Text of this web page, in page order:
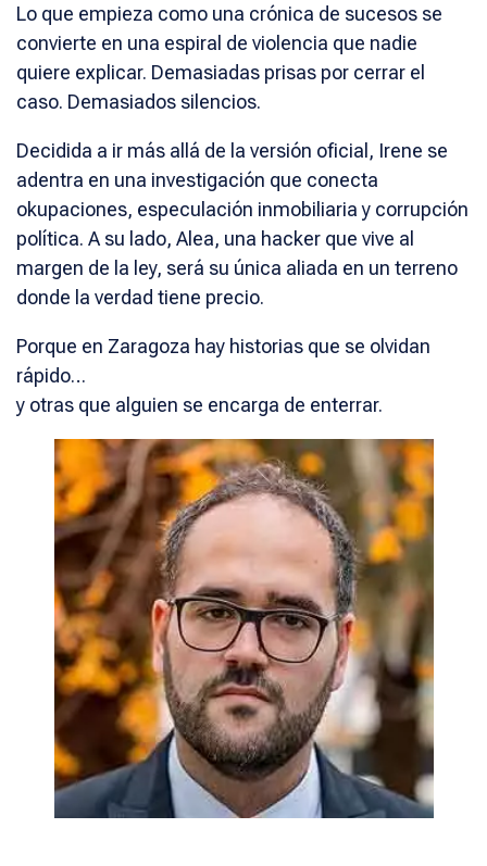
Lo que empieza como una crónica de sucesos se
convierte en una espiral de violencia que nadie
quiere explicar. Demasiadas prisas por cerrar el
caso. Demasiados silencios.
Decidida a ir más allá de la versión oficial, Irene se
adentra en una investigación que conecta
okupaciones, especulación inmobiliaria y corrupción
política. A su lado, Alea, una hacker que vive al
margen de la ley, será su única aliada en un terreno
donde la verdad tiene precio.
Porque en Zaragoza hay historias que se olvidan
rápido…
y otras que alguien se encarga de enterrar.